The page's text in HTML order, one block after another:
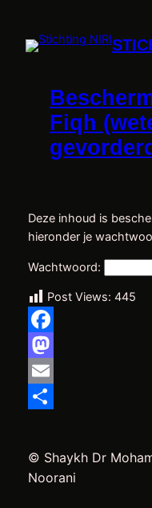
Fiqh
Deze inhoud is
hieronder je
Wachtwoord:
Post Views: 445
Facebook
Mastodon
Email
© Shaykh Dr
Noorani